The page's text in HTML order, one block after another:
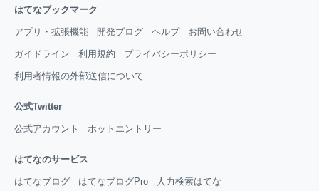
はてなブックマーク
アプリ・拡張機能 開発ブログ ヘルプ お問い合わせ
ガイドライン 利用規約 プライバシーポリシー
利用者情報の外部送信について
公式Twitter
公式アカウント ホットエントリー
はてなのサービス
はてなブログ はてなブログPro 人力検索はてな